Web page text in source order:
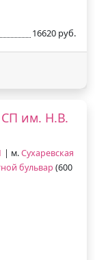
16620 руб.
им. Н.В.
| м.Сухаревская
бульвар (600